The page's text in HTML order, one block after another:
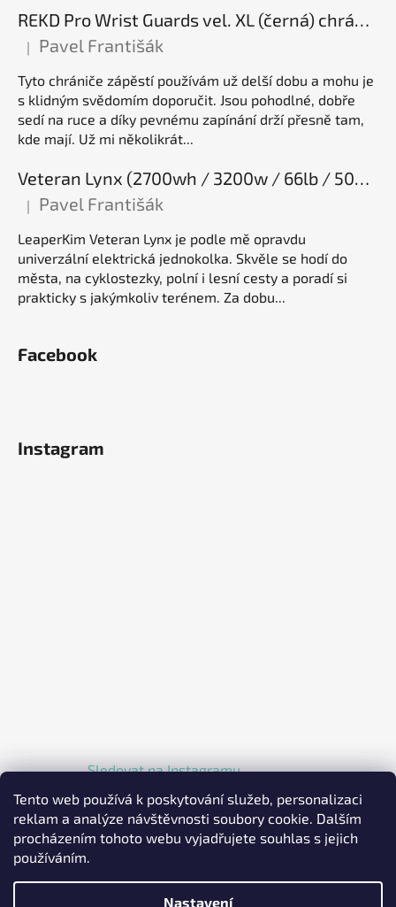
Tento web používá k poskytování služeb, personalizaci
reklam a analýze návštěvnosti soubory cookie. Dalším
procházením tohoto webu vyjadřujete souhlas s jejich
používáním.
Nastavení
REKD Pro Wrist Guards vel. XL (černá) chrániče zápěstí
Hodnocení produktu je 5 z 5 hvězdiček.
| Pavel Františák
Tyto chrániče zápěstí používám už delší dobu a mohu je
s klidným svědomím doporučit. Jsou pohodlné, dobře
sedí na ruce a díky pevnému zapínání drží přesně tam,
kde mají. Už mi několikrát...
Veteran Lynx (2700wh / 3200w / 66lb / 50E), elektrická jednokolka
Hodnocení produktu je 5 z 5 hvězdiček.
| Pavel Františák
LeaperKim Veteran Lynx je podle mě opravdu
univerzální elektrická jednokolka. Skvěle se hodí do
města, na cyklostezky, polní i lesní cesty a poradí si
prakticky s jakýmkoliv terénem. Za dobu...
Facebook
Instagram
Sledovat na Instagramu